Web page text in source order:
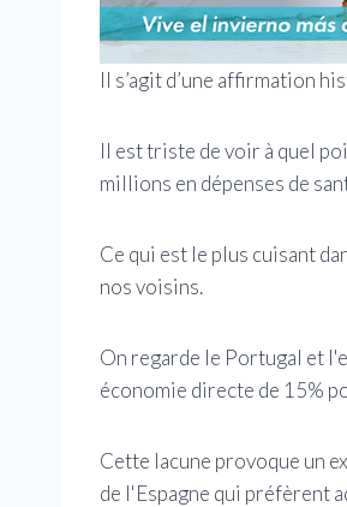
Il s’agit d’une affirmation
Il est triste de voir à quel
millions en dépenses de
Ce qui est le plus cuisant
nos voisins.
On regarde le Portugal et
économie directe de 15%
Cette lacune provoque un
de l'Espagne qui préfèrent